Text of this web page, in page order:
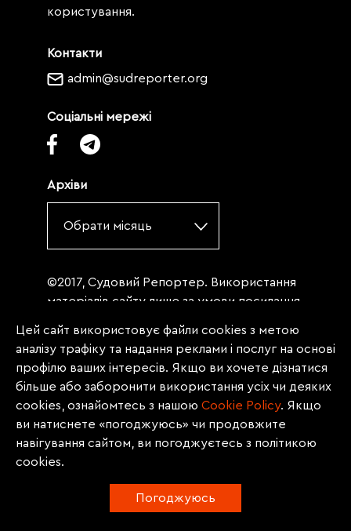
Контакти
admin@sudreporter.org
Соціальні мережі
Архіви
Обрати місяць
користування.
©2017, Судовий Репортер. Використання
матеріалів сайту лише за умови посилання
«Судовий репортер» не нижче третього
абзацу. Матеріали, щодо яких міститься
заборона на повну републікацію
(передрук, копіювання, відтворення або
інше використання), заборонено
передруковувати без згоди редакції.
Матеріали з позначкою PROMOTED, ЗА
Цей сайт використовує файли cookies з метою
аналізу трафіку та надання реклами і послуг на основі
профілю ваших інтересів. Якщо ви хочете дізнатися
більше або заборонити використання усіх чи деяких
cookies, ознайомтесь з нашою Сookie Policy. Якщо
ви натиснете «погоджуюсь» чи продовжите
навігування сайтом, ви погоджуєтесь з політикою
cookies.
Погоджуюсь